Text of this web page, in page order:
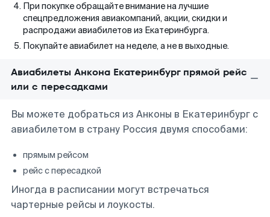
При покупке обращайте внимание на лучшие
спецпредложения авиакомпаний, акции, скидки и
распродажи авиабилетов из Екатеринбурга.
Покупайте авиабилет на неделе, а не в выходные.
Авиабилеты Анкона Екатеринбург прямой рейс
или с пересадками
Вы можете добраться из Анконы в Екатеринбург с
авиабилетом в страну Россия двумя способами:
прямым рейсом
рейс с пересадкой
Иногда в расписании могут встречаться
чартерные рейсы и лоукосты.